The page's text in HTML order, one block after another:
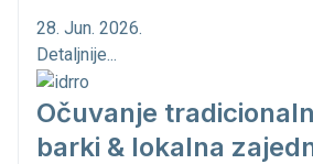
28. Jun. 2026.
Detaljnije...
Očuvanje
barki & lokalna